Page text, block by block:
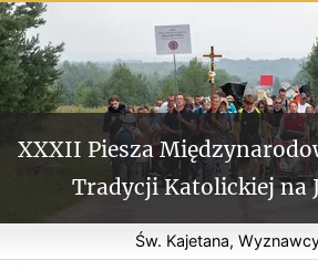
XXXII Piesza
Tradycji Katolickiej na
Św. Kajetana,